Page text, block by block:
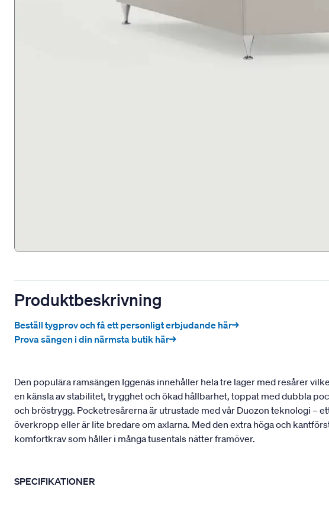
Produktbeskrivning
Beställ tygprov och få ett personligt erbjudande här→
Prova sängen i din närmsta butik här→
Den populära ramsängen Iggenäs innehåller hela tre lager med resårer
en känsla av stabilitet, trygghet och ökad hållbarhet, toppat med dubbla
och bröstrygg. Pocketresårerna är utrustade med vår Duozon teknologi –
överkropp eller är lite bredare om axlarna. Med den extra höga och
komfortkrav som håller i många tusentals nätter framöver.
SPECIFIKATIONER